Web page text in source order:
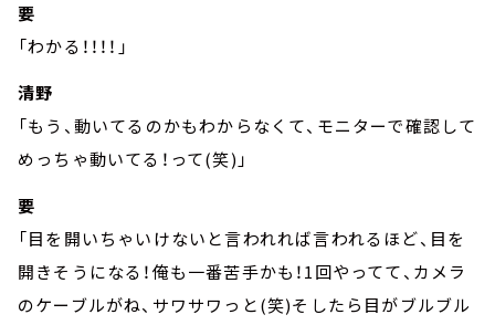
要
「わかる！！！！」
清野
「もう、動いてるのかもわからなくて、モニターで確認して
めっちゃ動いてる！って(笑)」
要
「目を開いちゃいけないと言われれば言われるほど、目を
開きそうになる！俺も一番苦手かも！1回やってて、カメラ
のケーブルがね、サワサワっと(笑)そしたら目がブルブル